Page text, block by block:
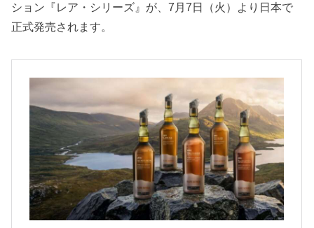
ション『レア・シリーズ』が、7月7日（火）より日本で
正式発売されます。